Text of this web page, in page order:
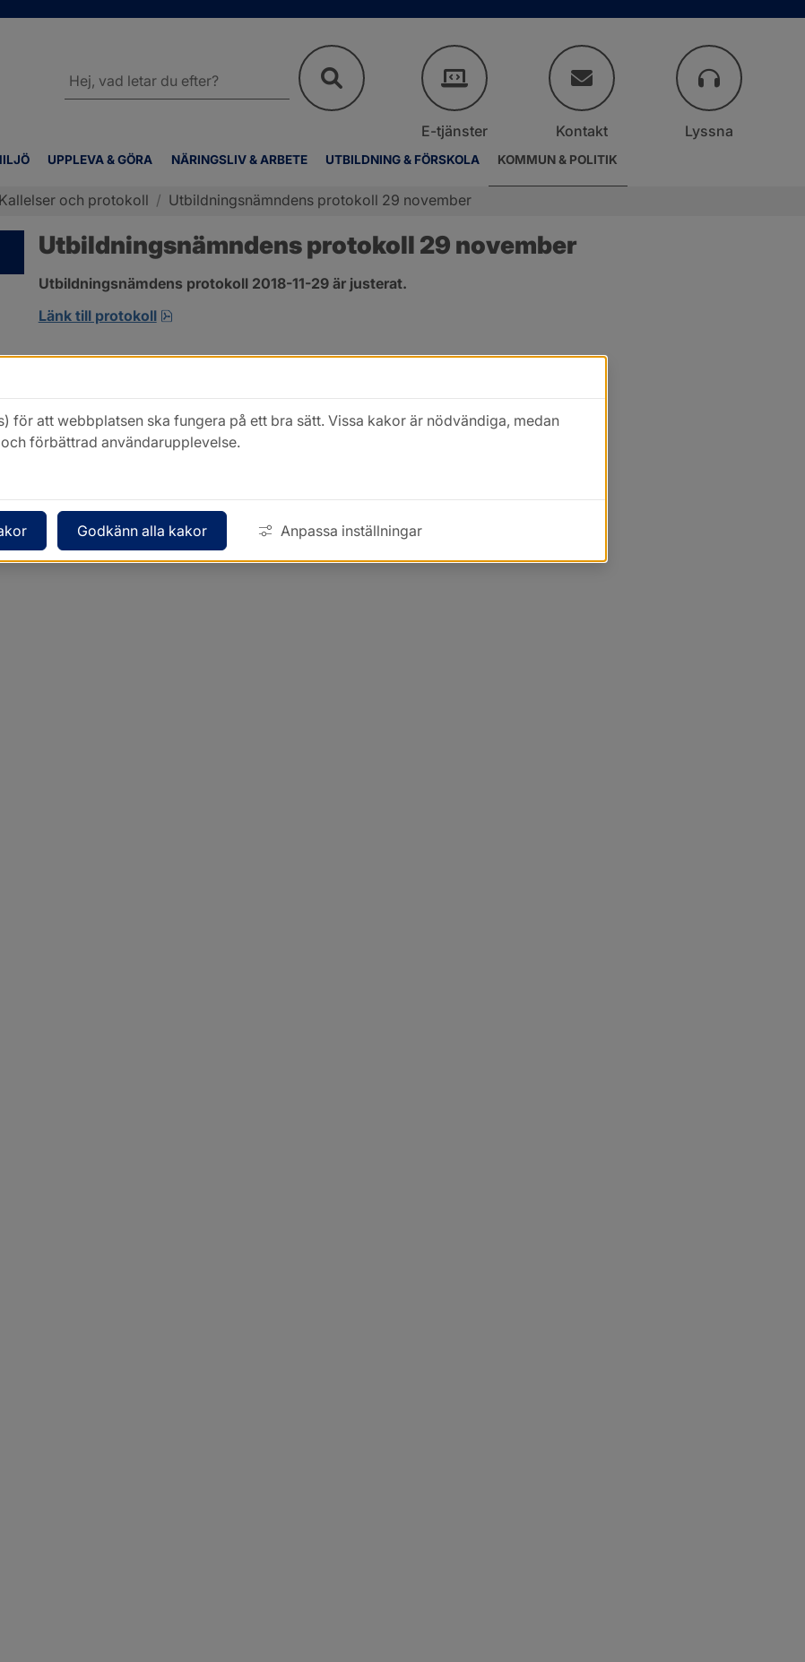
UPPLEVA & GÖRA NÄRINGSLIV & ARBETE UTBILDNING & FÖRSKOLA KOMMUN & POLITIK
webbplatsen
E-tjänster Kontakt Lyssna
Kallelser och protokoll / Utbildningsnämndens protokoll 29 november
Utbildningsnämndens protokoll 29 november
Utbildningsnämdens protokoll 2018-11-29 är justerat.
Länk till protokoll
pdf, 266.9 kB, öppnas i nytt fönster.
för att webbplatsen ska fungera på ett bra sätt. Vissa kakor är nödvändiga, medan
förbättrad användarupplevelse.
Godkänn alla kakor Anpassa inställningar